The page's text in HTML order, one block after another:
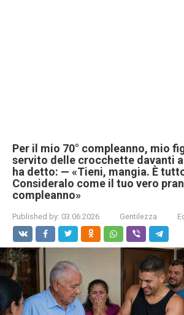
Per il mio 70° compleanno, mio
servito delle crocchette davanti
ha detto: — «Tieni, mangia. È
Consideralo come il tuo vero
compleanno»
Published by: 03.06.2026 Gentilezza